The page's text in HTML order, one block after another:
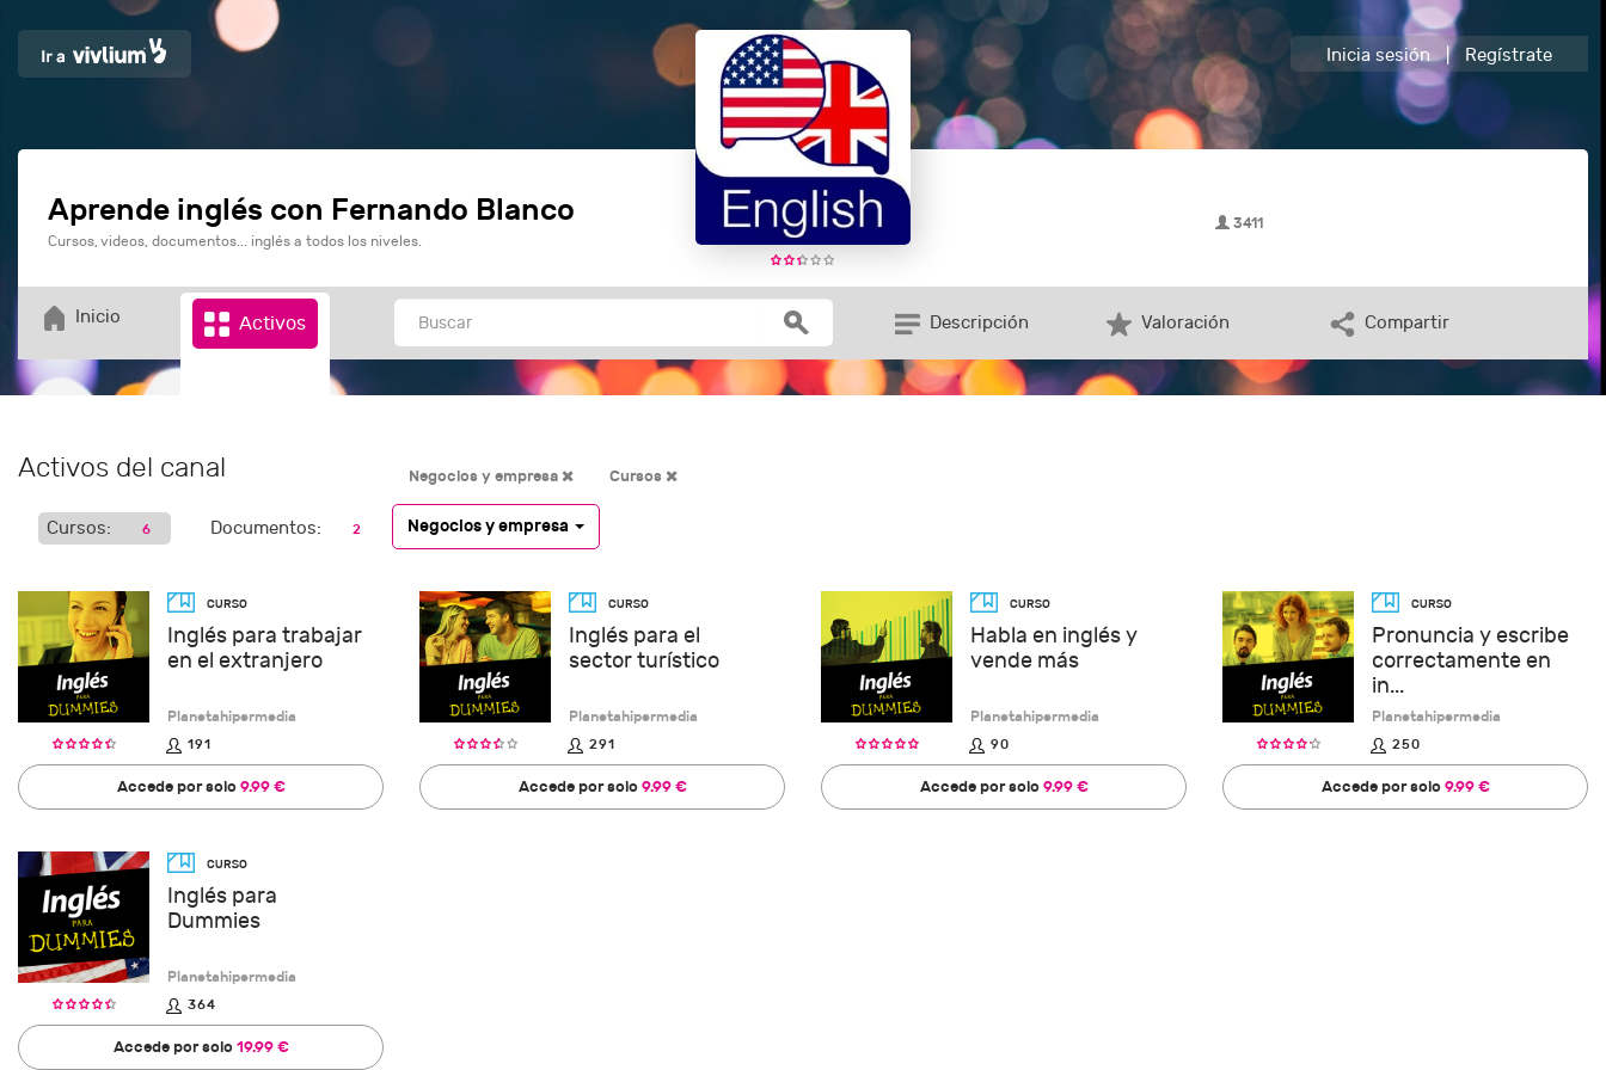
Inicia sesión | Regístrate
Aprende inglés con Fernando Blanco
Cursos, videos, documentos... inglés a todos los niveles.
3411
Inicio Activos Descripción Valoración Compartir
Activos del canal Cursos
Negocios y empresa
Cursos: 6 Documentos: 2 Negocios y empresa
Inglés para trabajar
en el extranjero
Planetahipermedia
191
Accede por solo9.99 €
Inglés para el
sector turístico
Planetahipermedia
291
Accede por solo9.99 €
Habla en inglés y
vende más
Planetahipermedia
90
Accede por solo9.99 €
Pronuncia y escribe
correctamente en
in...
Planetahipermedia
250
Accede por solo9.99 €
Inglés para
Dummies
Planetahipermedia
364
Accede por solo19.99 €